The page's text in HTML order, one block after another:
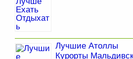
Лучшие Атоллы
Курорты